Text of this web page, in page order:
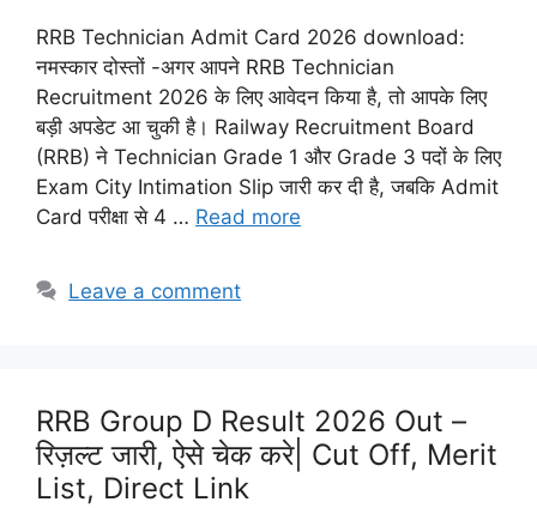
RRB Technician Admit Card 2026 download:
नमस्कार दोस्तों -अगर आपने RRB Technician
Recruitment 2026 के लिए आवेदन किया है, तो आपके लिए
बड़ी अपडेट आ चुकी है। Railway Recruitment Board
(RRB) ने Technician Grade 1 और Grade 3 पदों के लिए
Exam City Intimation Slip जारी कर दी है, जबकि Admit
Card परीक्षा से 4 … Read more
Leave a comment
RRB Group D Result 2026 Out –
रिज़ल्ट जारी, ऐसे चेक करे| Cut Off, Merit
List, Direct Link